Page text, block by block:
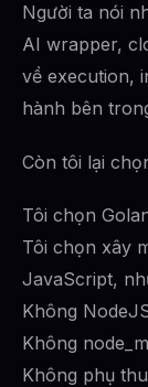
Người ta nói
AI wrapper,
về execution,
hành bên
Còn tôi lại
Tôi chọn
Tôi chọn xây
JavaScript,
Không
Không
Không phụ